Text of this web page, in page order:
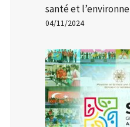
santé et
04/11/2024